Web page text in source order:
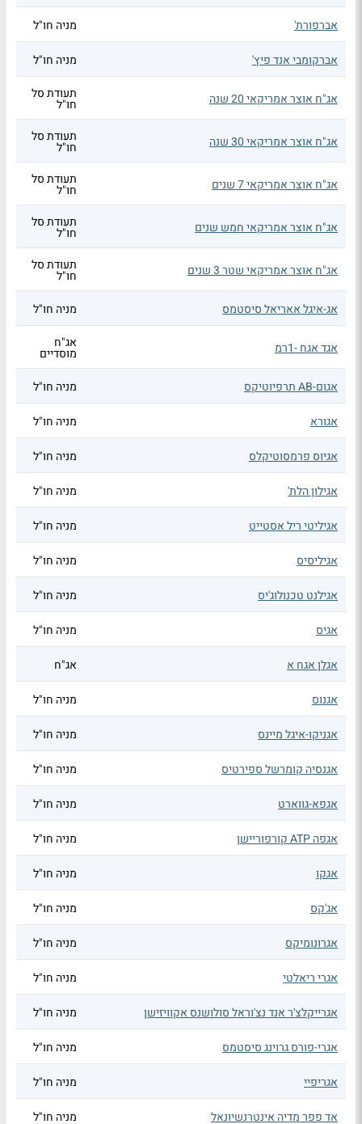
אברפורת' מניה חו"ל
אברקומבי אנד פיץ' מניה חו"ל
אג"ח אוצר אמריקאי 20 שנה תעודת סל
חו"ל
אג"ח אוצר אמריקאי 30 שנה תעודת סל
חו"ל
אג"ח אוצר אמריקאי 7 שנים תעודת סל
חו"ל
אג"ח אוצר אמריקאי חמש שנים תעודת סל
חו"ל
אג"ח אוצר אמריקאי שטר 3 שנים תעודת סל
חו"ל
אג-איגל אאריאל סיסטמס
מניה חו"ל
אגד אגח -1רמ אג"ח
מוסדיים
אגום-AB תרפיוטיקס
מניה חו"ל
אגורא מניה חו"ל
אגיוס פרמסוטיקלס מניה חו"ל
אגילון הלת' מניה חו"ל
אגיליטי ריל אסטייט מניה חו"ל
אגיליסיס מניה חו"ל
אגילנט טכנולוג'יס מניה חו"ל
אגיס מניה חו"ל
אגלן אגח א אג"ח
אגנוס מניה חו"ל
אגניקו-איגל מיינס מניה חו"ל
אגנסיה קומרשל ספירטיס מניה חו"ל
אגפא-גווארט מניה חו"ל
אגפה ATP קורפוריישן מניה חו"ל
אגקו מניה חו"ל
אג'קס מניה חו"ל
אגרונומיקס מניה חו"ל
אגרי ריאלטי מניה חו"ל
אגרייקלצ'ר אנד נצ'וראל סולושנס אקוויזישן מניה חו"ל
אגרי-פורס גרוינג סיסטמס מניה חו"ל
אגריפיי מניה חו"ל
אד פפר מדיה אינטרנשיונאל מניה חו"ל